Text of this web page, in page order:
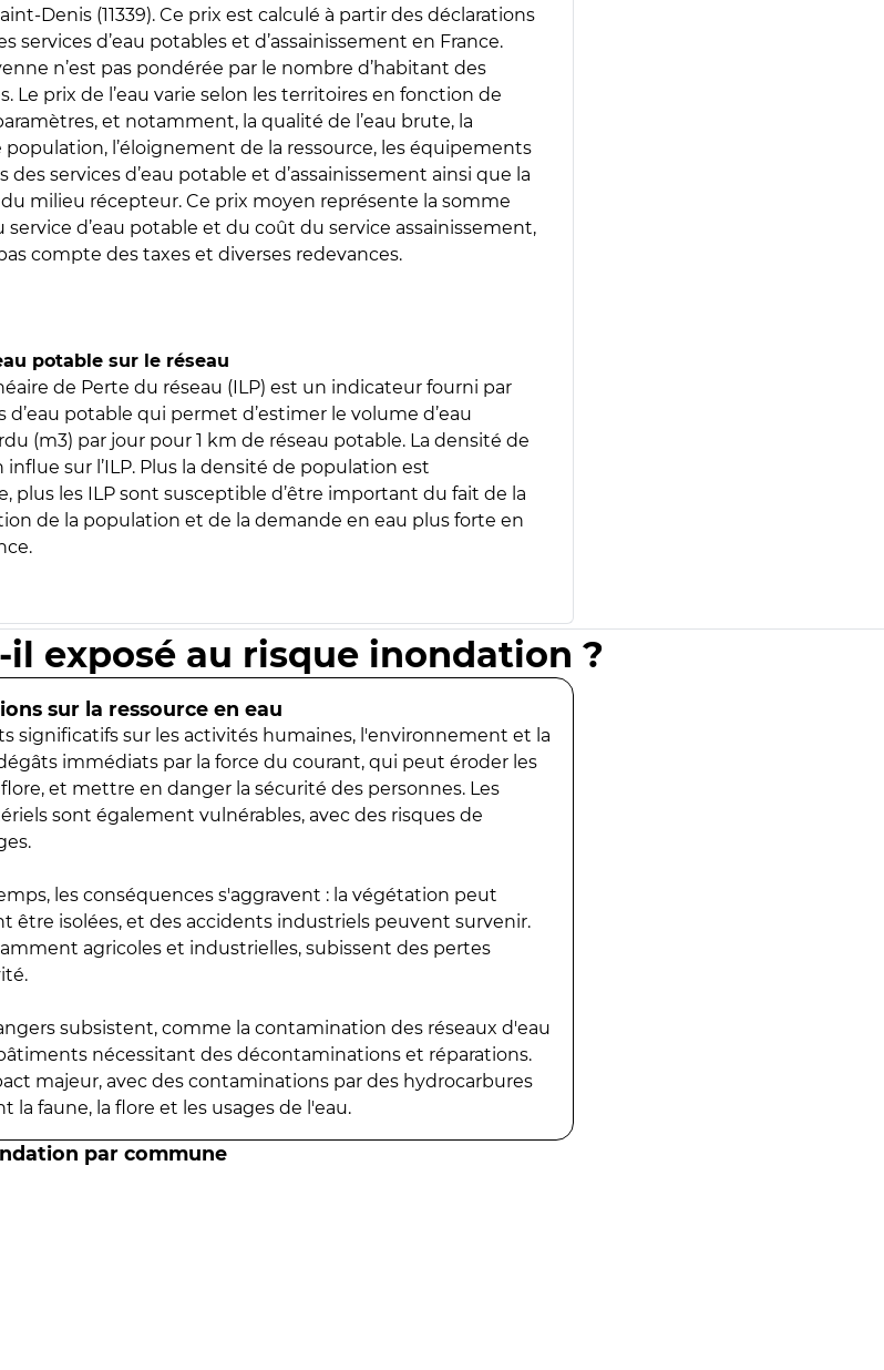
Denis (11339). Ce prix est calculé à partir des déclarations
services d’eau potables et d’assainissement en France.
n’est pas pondérée par le nombre d’habitant des
Le prix de l’eau varie selon les territoires en fonction de
et notamment, la qualité de l’eau brute, la
l’éloignement de la ressource, les équipements
des services d’eau potable et d’assainissement ainsi que la
milieu récepteur. Ce prix moyen représente la somme
d’eau potable et du coût du service assainissement,
compte des taxes et diverses redevances.
potable sur le réseau
de Perte du réseau (ILP) est un indicateur fourni par
d’eau potable qui permet d’estimer le volume d’eau
(m3) par jour pour 1 km de réseau potable. La densité de
sur l’ILP. Plus la densité de population est
plus les ILP sont susceptible d’être important du fait de la
de la population et de la demande en eau plus forte en
exposé au risque inondation ?
sur la ressource en eau
significatifs sur les activités humaines, l'environnement et la
immédiats par la force du courant, qui peut éroder les
et mettre en danger la sécurité des personnes. Les
sont également vulnérables, avec des risques de
les conséquences s'aggravent : la végétation peut
être isolées, et des accidents industriels peuvent survenir.
agricoles et industrielles, subissent des pertes
subsistent, comme la contamination des réseaux d'eau
nécessitant des décontaminations et réparations.
majeur, avec des contaminations par des hydrocarbures
la faune, la flore et les usages de l'eau.
par commune